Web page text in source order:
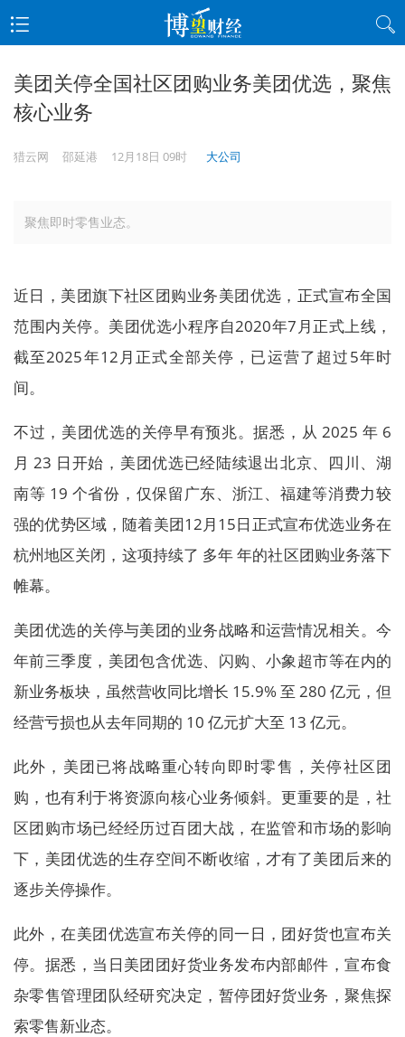
美团关停全国社区团购业务美团优选，聚焦
核心业务
猎云网 邵延港 12月18日 09时 大公司
聚焦即时零售业态。
近日，美团旗下社区团购业务美团优选，正式宣布全国
范围内关停。美团优选小程序自2020年7月正式上线，
截至2025年12月正式全部关停，已运营了超过5年时
间。
不过，美团优选的关停早有预兆。据悉，从 2025 年 6
月 23 日开始，美团优选已经陆续退出北京、四川、湖
南等 19 个省份，仅保留广东、浙江、福建等消费力较
强的优势区域，随着美团12月15日正式宣布优选业务在
杭州地区关闭，这项持续了 多年 年的社区团购业务落下
帷幕。
美团优选的关停与美团的业务战略和运营情况相关。今
年前三季度，美团包含优选、闪购、小象超市等在内的
新业务板块，虽然营收同比增长 15.9% 至 280 亿元，但
经营亏损也从去年同期的 10 亿元扩大至 13 亿元。
此外，美团已将战略重心转向即时零售，关停社区团
购，也有利于将资源向核心业务倾斜。更重要的是，社
区团购市场已经经历过百团大战，在监管和市场的影响
下，美团优选的生存空间不断收缩，才有了美团后来的
逐步关停操作。
此外，在美团优选宣布关停的同一日，团好货也宣布关
停。据悉，当日美团团好货业务发布内部邮件，宣布食
杂零售管理团队经研究决定，暂停团好货业务，聚焦探
索零售新业态。